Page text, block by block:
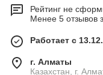
Рейтинг не
Менее 5 отзывов
Работает с
г. Алматы
Казахстан, г.